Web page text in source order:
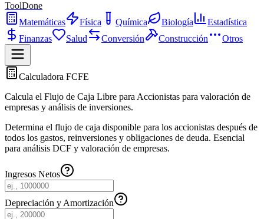
ToolDone
Matemáticas
Física Química Biología
Estadística
Finanzas
Salud Conversión Construcción Otros
Calculadora FCFE
Calcula el Flujo de Caja Libre para Accionistas para valoración de
empresas y análisis de inversiones.
Determina el flujo de caja disponible para los accionistas después de
todos los gastos, reinversiones y obligaciones de deuda. Esencial
para análisis DCF y valoración de empresas.
Ingresos Netos
Depreciación y Amortización